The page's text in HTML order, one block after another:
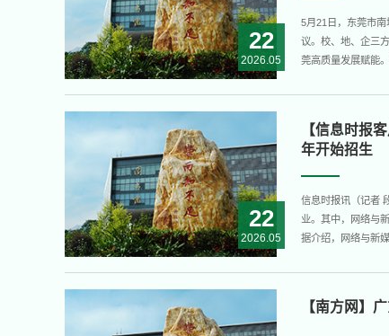
22
2026.05
5月21日，东莞市
议。校、地、企三
莞高质量发展赋能
和学院负责人参加
22
2026.05
【信息时报
年开始招生
信息时报讯（记者
业。其中，网络与
据介绍，网络与新
网企业及MCN机构
【南方网】